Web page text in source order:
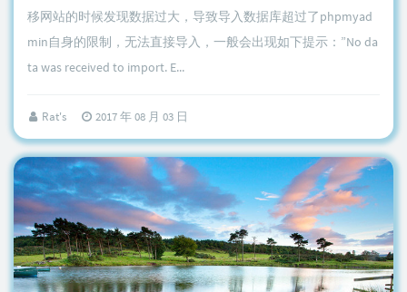
移网站的时候发现数据过大，导致导入数据库超过了phpmyad
min自身的限制，无法直接导入，一般会出现如下提示：”No da
ta was received to import. E...
Rat's 2017 年 08 月 03 日